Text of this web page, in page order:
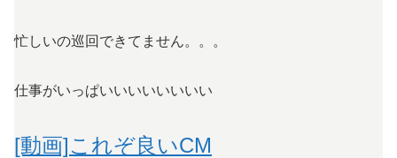
忙しいの巡回できてません。。。
仕事がいっぱいいいいいいいい
[動画]これぞ良いCM